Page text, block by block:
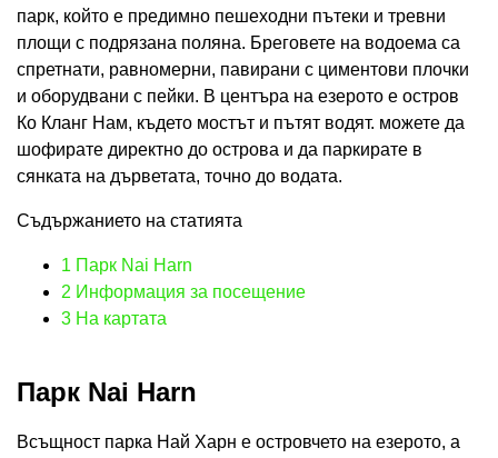
парк, който е предимно пешеходни пътеки и тревни
площи с подрязана поляна. Бреговете на водоема са
спретнати, равномерни, павирани с циментови плочки
и оборудвани с пейки. В центъра на езерото е остров
Ко Кланг Нам, където мостът и пътят водят. можете да
шофирате директно до острова и да паркирате в
сянката на дърветата, точно до водата.
Съдържанието на статията
1 Парк Nai Harn
2 Информация за посещение
3 На картата
Парк Nai Harn
Всъщност парка Най Харн е островчето на езерото, а